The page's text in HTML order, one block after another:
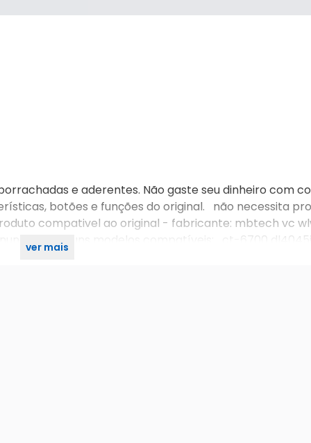
e aderentes. Não gaste seu dinheiro com
botões e funções do original. não necessita
compativel ao original - fabricante: mbtech vc
- alguns modelos compatíveis: ct-6700
ver mais